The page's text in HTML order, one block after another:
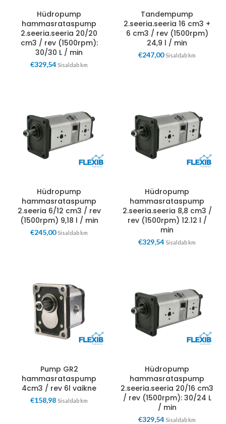
Hüdropump
hammasrataspump
2.seeria.seeria 20/20
cm3 / rev (1500rpm):
30/30 L / min
€329,54 Sisaldab km
Tandempump
2.seeria.seeria 16 cm3 +
6 cm3 / rev (1500rpm)
24,9 l / min
€247,00 Sisaldab km
Hüdropump
hammasrataspump
2.seeria 6/12 cm3 / rev
(1500rpm) 9,18 l / min
€245,00 Sisaldab km
Hüdropump
hammasrataspump
2.seeria.seeria 8,8 cm3 /
rev (1500rpm) 12.12 l /
min
€329,54 Sisaldab km
Pump GR2
hammasrataspump
4cm3 / rev 6l vaikne
€158,98 Sisaldab km
Hüdropump
hammasrataspump
2.seeria.seeria 20/16 cm3
/ rev (1500rpm): 30/24 L
/ min
€329,54 Sisaldab km